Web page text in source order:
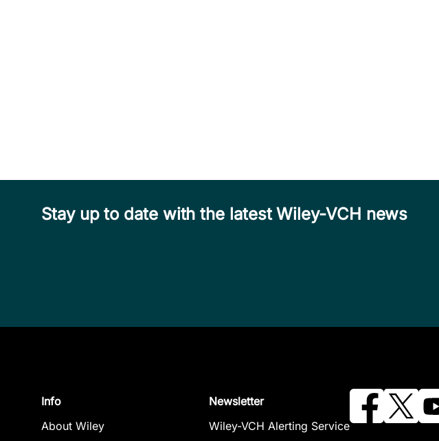
Stay up to date with the latest Wiley-VCH news
Info
About Wiley
Newsletter
Wiley-VCH Alerting Service